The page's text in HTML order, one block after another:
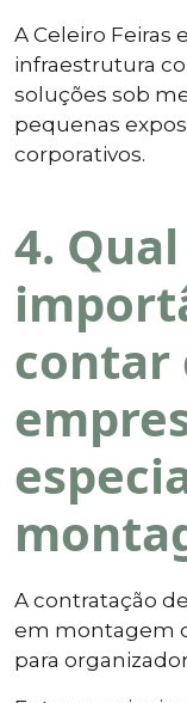
A Celeiro Feiras
infraestrutura
soluções sob
pequenas
corporativos.
4.
contar
A contratação
em montagem
para